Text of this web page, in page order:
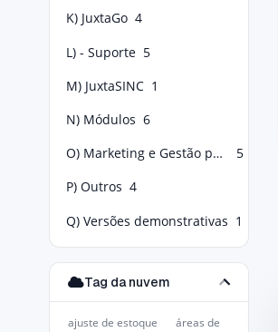
K) JuxtaGo 4
L) - Suporte 5
M) JuxtaSINC 1
N) Módulos 6
O) Marketing e Gestão para Food Service
5
P) Outros 4
Q) Versões demonstrativas 1
Tag da nuvem
ajuste de estoque
áreas de